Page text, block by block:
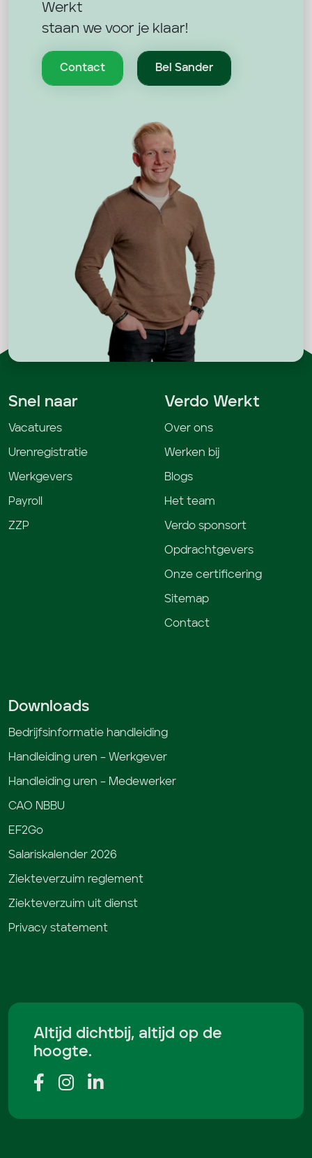
Werkt
staan we voor je klaar!
Contact Bel Sander
Snel naar
Vacatures
Urenregistratie
Werkgevers
Payroll
ZZP
Verdo Werkt
Over ons
Werken bij
Blogs
Het team
Verdo sponsort
Opdrachtgevers
Onze certificering
Sitemap
Contact
Downloads
Bedrijfsinformatie handleiding
Handleiding uren – Werkgever
Handleiding uren – Medewerker
CAO NBBU
EF2Go
Salariskalender 2026
Ziekteverzuim reglement
Ziekteverzuim uit dienst
Privacy statement
Altijd dichtbij, altijd op de
hoogte.